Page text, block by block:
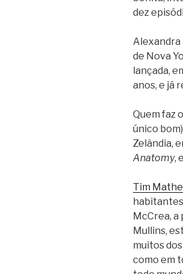
dez
Alexandra
de Nova
lançada,
anos, e já
Quem faz
único
Zelândia,
Anatomy,
Tim
McCrea,
Mullins,
muitos
como em